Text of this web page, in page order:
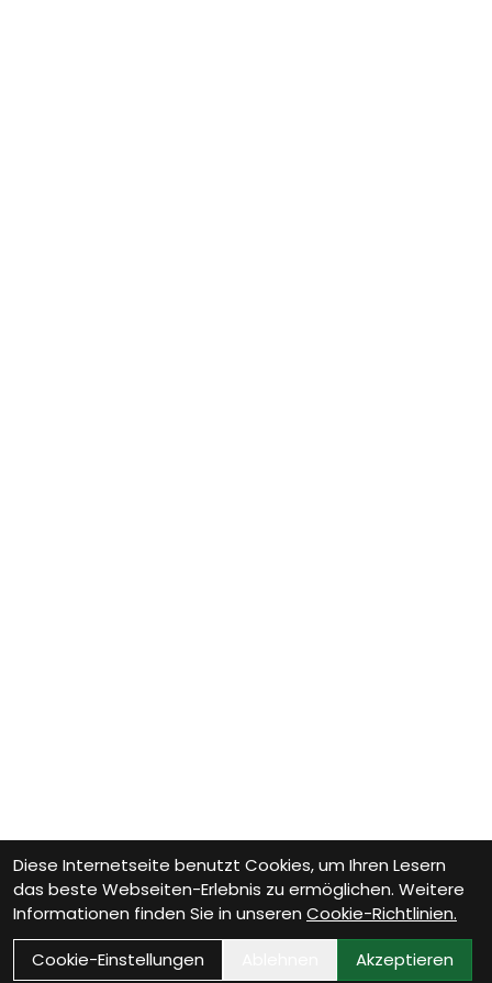
Diese Internetseite benutzt Cookies, um Ihren Lesern
das beste Webseiten-Erlebnis zu ermöglichen. Weitere
Informationen finden Sie in unseren Cookie-Richtlinien.
Cookie-Einstellungen
Akzeptieren